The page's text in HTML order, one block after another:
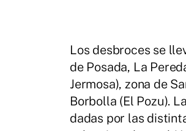
Los desbroces se
de Posada, La
Jermosa), zona de
Borbolla (El Pozu).
dadas por las